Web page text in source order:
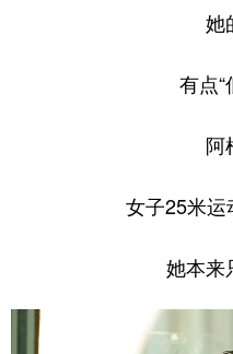
她
有点“
阿
女子25米运
她本来